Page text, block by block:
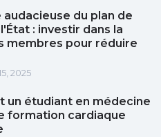
du plan de
: investir dans la
membres pour réduire
2025
un étudiant en médecine
formation cardiaque